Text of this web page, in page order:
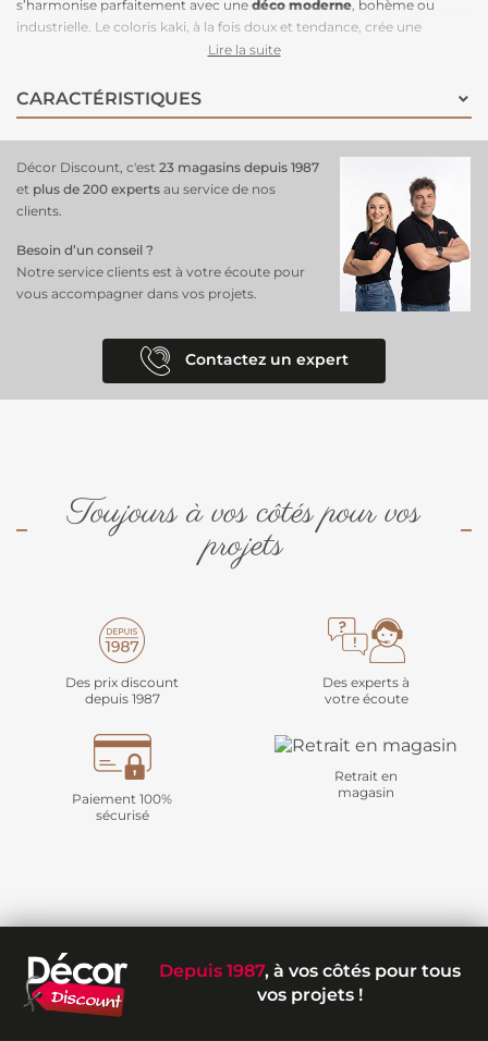
s’harmonise parfaitement avec une déco moderne , bohème ou
industrielle. Le coloris kaki, à la fois doux et tendance, crée une
ambiance apaisante et chaleureuse dans le salon, la chambre ou sur
excellent confort grâce à son rembourrage inclus. La housse zippée
permet un entretien facile, idéale pour un usage quotidien. Résistant,
Lire la suite
CARACTÉRISTIQUES
Décor Discount, c'est 23 magasins depuis 1987
et plus de 200 experts au service de nos
clients.
Besoin d’un conseil ?
Notre service clients est à votre écoute pour
vous accompagner dans vos projets.
Contactez un expert
Toujours à vos côtés pour vos
projets
Des prix discount
depuis 1987
Des experts à
votre écoute
Paiement 100%
sécurisé
Retrait en
magasin
Depuis 1987, à vos côtés pour tous
vos projets !